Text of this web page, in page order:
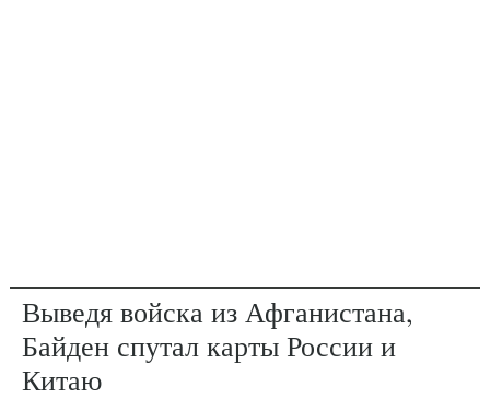
Выведя войска из Афганистана,
Байден спутал карты России и
Китаю